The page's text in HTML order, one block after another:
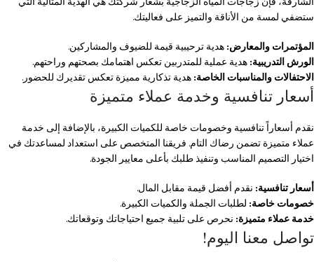
ستضفي لمسة من الأناقة والتميز على فعاليتك.
المؤتمرات والمعارض: هدية ترحيبية قيمة للضيوف والمشاركين.
الورش التدريبية: هدية عملية للمتدربين تعكس اهتمامك بصحتهم وراحتهم.
الاحتفالات والمناسبات الخاصة: هدية تذكارية مميزة تعكس تقديرك للحضور.
أسعار تنافسية وخدمة عملاء متميزة
نقدم أسعاراً تنافسية وخصومات خاصة للكميات الكبيرة، بالإضافة إلى خدمة
عملاء متميزة تضمن رضاك التام. فريقنا المتخصص على استعداد لمساعدتك في
اختيار التصميم المناسب وتنفيذ طلبك بأعلى معايير الجودة.
أسعار تنافسية: نقدم أفضل قيمة مقابل المال.
خصومات خاصة: لطلبات الجملة والكميات الكبيرة.
خدمة عملاء متميزة: نحرص على تلبية جميع احتياجاتك وتوقعاتك.
تواصل معنا اليوم!